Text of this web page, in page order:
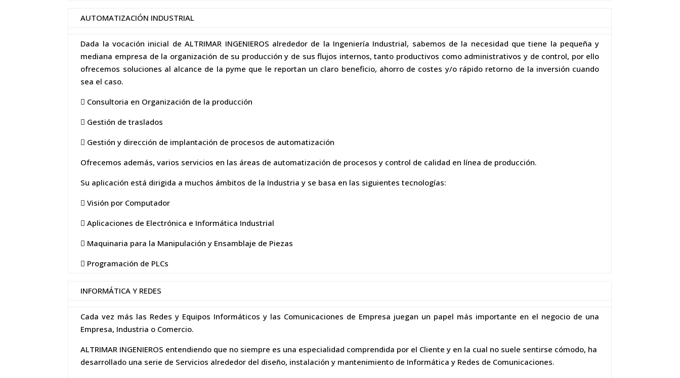
AUTOMATIZACIÓN INDUSTRIAL
Dada la vocación inicial de ALTRIMAR INGENIEROS alrededor de la Ingeniería Industrial, sabemos de la necesidad que tiene la pequeña y
mediana empresa de la organización de su producción y de sus flujos internos, tanto productivos como administrativos y de control, por ello
ofrecemos soluciones al alcance de la pyme que le reportan un claro beneficio, ahorro de costes y/o rápido retorno de la inversión cuando
sea el caso.
 Consultoria en Organización de la producción
 Gestión de traslados
 Gestión y dirección de implantación de procesos de automatización
Ofrecemos además, varios servicios en las áreas de automatización de procesos y control de calidad en línea de producción.
Su aplicación está dirigida a muchos ámbitos de la Industria y se basa en las siguientes tecnologías:
 Visión por Computador
 Aplicaciones de Electrónica e Informática Industrial
 Maquinaria para la Manipulación y Ensamblaje de Piezas
 Programación de PLCs
INFORMÁTICA Y REDES
Cada vez más las Redes y Equipos Informáticos y las Comunicaciones de Empresa juegan un papel más importante en el negocio de una
Empresa, Industria o Comercio.
ALTRIMAR INGENIEROS entendiendo que no siempre es una especialidad comprendida por el Cliente y en la cual no suele sentirse cómodo, ha
desarrollado una serie de Servicios alrededor del diseño, instalación y mantenimiento de Informática y Redes de Comunicaciones.